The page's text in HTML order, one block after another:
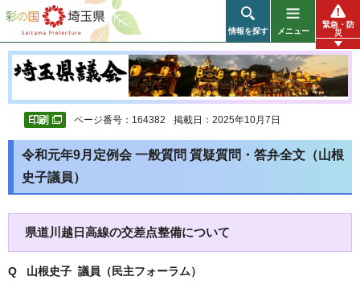
彩の国 埼玉県
情報を探す メニュー
緊急・防
災
ページ番号：164382 掲載日：2025年10月7日
令和元年9月定例会 一般質問 質疑質問・答弁全文（山根
史子議員）
県道川越日高線の交差点整備について
Q 山根史子 議員（民主フォーラム）